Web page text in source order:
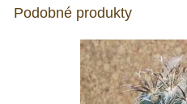
Podobné produkty